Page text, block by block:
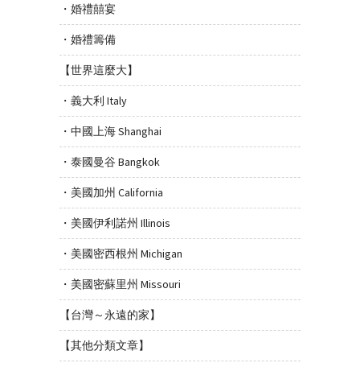
・婚禮囍宴
・婚禮籌備
【世界這麼大】
・義大利 Italy
・中國上海 Shanghai
・泰國曼谷 Bangkok
・美國加州 California
・美國伊利諾州 Illinois
・美國密西根州 Michigan
・美國密蘇里州 Missouri
【台灣～永遠的家】
【其他分類文章】